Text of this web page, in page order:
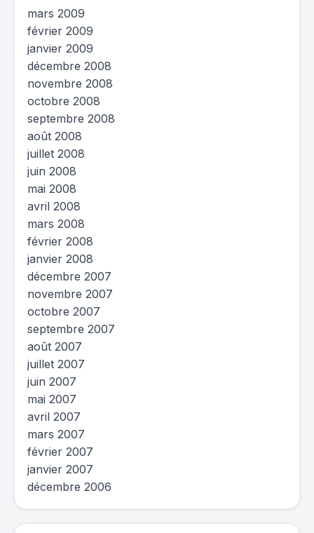
mars 2009
février 2009
janvier 2009
décembre 2008
novembre 2008
octobre 2008
septembre 2008
août 2008
juillet 2008
juin 2008
mai 2008
avril 2008
mars 2008
février 2008
janvier 2008
décembre 2007
novembre 2007
octobre 2007
septembre 2007
août 2007
juillet 2007
juin 2007
mai 2007
avril 2007
mars 2007
février 2007
janvier 2007
décembre 2006